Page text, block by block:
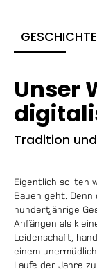
GESCHICHTE
Unser
Tradition
Eigentlich sollten
Bauen geht. Denn
hundertjährige
Anfängen als
Leidenschaft,
einem
Laufe der Jahre